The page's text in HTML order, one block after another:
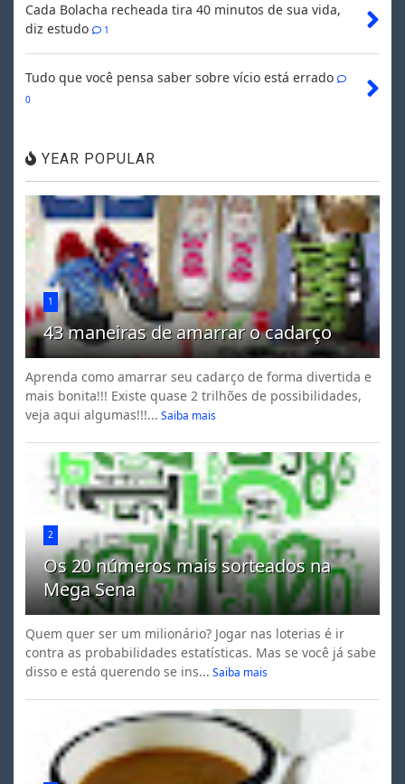
Cada Bolacha recheada tira 40 minutos de sua vida,
diz estudo
1
Tudo que você pensa saber sobre vício está errado
0
YEAR POPULAR
1
43 maneiras de amarrar o cadarço
Aprenda como amarrar seu cadarço de forma divertida e
mais bonita!!! Existe quase 2 trilhões de possibilidades,
veja aqui algumas!!!... Saiba mais
2
Os 20 números mais sorteados na
Mega Sena
Quem quer ser um milionário? Jogar nas loterias é ir
contra as probabilidades estatísticas. Mas se você já sabe
disso e está querendo se ins... Saiba mais